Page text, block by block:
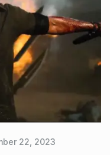
22, 2023